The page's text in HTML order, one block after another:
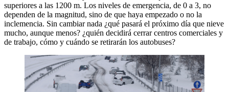
superiores a las 1200 m. Los niveles de emergencia, de 0 a 3, no
dependen de la magnitud, sino de que haya empezado o no la
inclemencia. Sin cambiar nada ¿qué pasará el próximo día que nieve
mucho, aunque menos? ¿quién decidirá cerrar centros comerciales y
de trabajo, cómo y cuándo se retirarán los autobuses?